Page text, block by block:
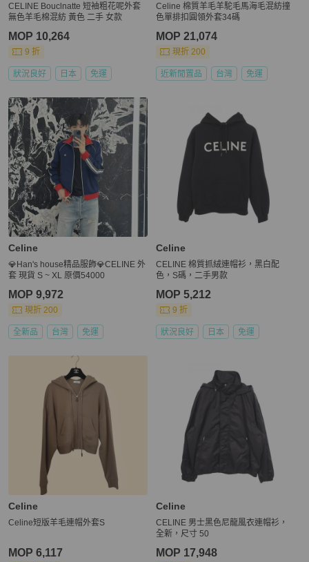
CELINE Bouclnatte 短袖粗花呢外套
無色羊毛棉混紡 黃色 二手 女款
MOP 10,264
9 折
狀況良好 日本 免運
Celine 棉質羊毛羊駝毛馬海毛混紡撞
色單排扣圓領外套34碼
MOP 21,074
現折 200
近新閒置品 台灣 免運
Celine
💎Han's house精品服飾💎CELINE 外
套 現貨 S ~ XL 原價54000
MOP 9,972
現折 200
全新品 台灣 免運
Celine
CELINE 棉質抓絨連帽衫，黑白配
色，S碼，二手男款
MOP 5,212
9 折
狀況良好 日本 免運
Celine
Celine短版羊毛連帽外套S
MOP 6,117
Celine
CELINE 男士黑色尼龍風衣連帽衫，
全新，尺寸 50
MOP 17,948